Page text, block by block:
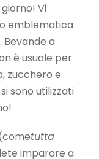
Vi
emblematica
Bevande a
è usuale per
zucchero e
sono utilizzati
tutta
imparare a